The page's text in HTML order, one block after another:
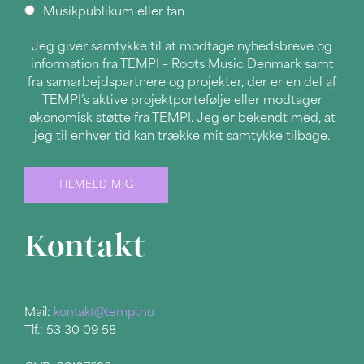
Musikpublikum eller fan
Jeg giver samtykke til at modtage nyhedsbreve og
information fra TEMPI – Roots Music Denmark samt
fra samarbejdspartnere og projekter, der er en del af
TEMPI’s aktive projektportefølje eller modtager
økonomisk støtte fra TEMPI. Jeg er bekendt med, at
jeg til enhver tid kan trække mit samtykke tilbage.
Kontakt
Mail: kontakt@tempi.nu
Tlf.: 53 30 09 58